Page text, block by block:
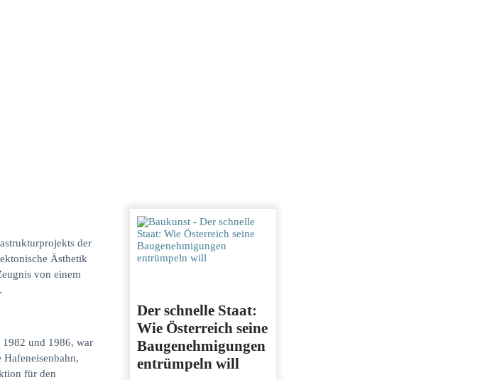
der
Ästhetik
von einem
und 1986, war
für den
Der schnelle Staat:
Wie Österreich seine
Baugenehmigungen
entrümpeln will